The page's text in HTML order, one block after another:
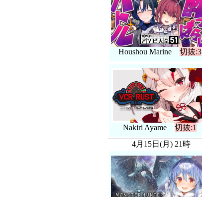
Houshou Marine 切抜:3
Nakiri Ayame 切抜:1
4月15日(月) 21時